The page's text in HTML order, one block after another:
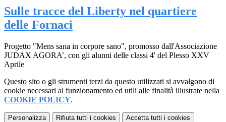
Sulle tracce del Liberty nel quartiere
delle Fornaci
Progetto "Mens sana in corpore sano", promosso dall'Associazione
JUDAX AGORA’, con gli alunni delle classi 4' del Plesso XXV
Aprile
Questo sito o gli strumenti terzi da questo utilizzati si avvalgono di
cookie necessari al funzionamento ed utili alle finalità illustrate nella
COOKIE POLICY.
Personalizza Rifiuta tutti i cookies Accetta tutti i cookies